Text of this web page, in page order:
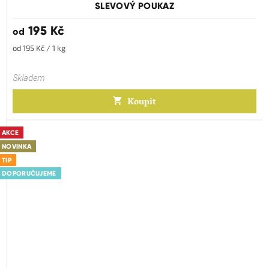
SLEVOVÝ POUKAZ
od 195 Kč
Měrná
od 195 Kč / 1 kg
Skladem
Koupit
AKCE
NOVINKA
TIP
DOPORUČUJEME